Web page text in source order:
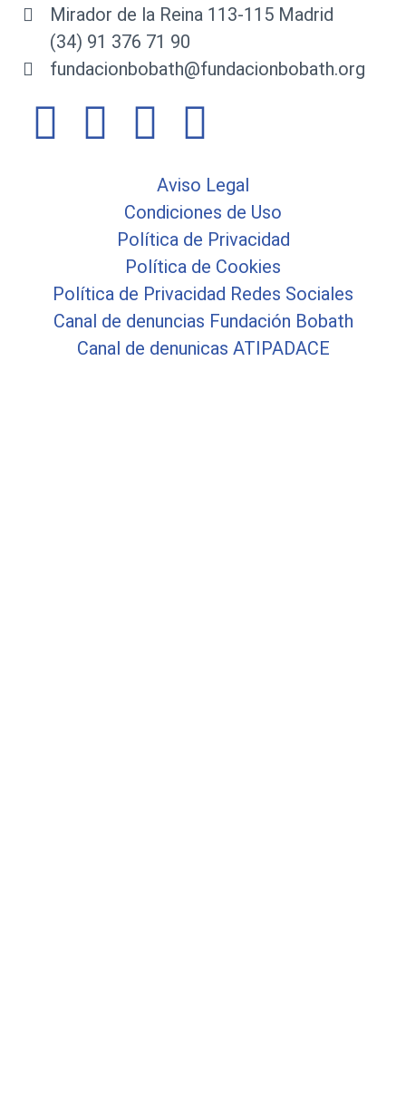
Mirador de la Reina 113-115 Madrid
(34) 91 376 71 90
fundacionbobath@fundacionbobath.org
Aviso Legal
Condiciones de Uso
Política de Privacidad
Política de Cookies
Política de Privacidad Redes Sociales
Canal de denuncias Fundación Bobath
Canal de denunicas ATIPADACE